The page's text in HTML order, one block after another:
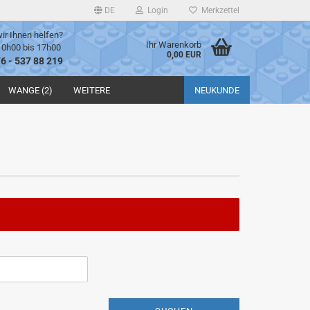
DE Login Merkzettel
Ihnen helfen?
bis 17h00
- 537 88 219
Ihr Warenkorb
0,00 EUR
WANGE (2) NEUKUNDE
WEITERE